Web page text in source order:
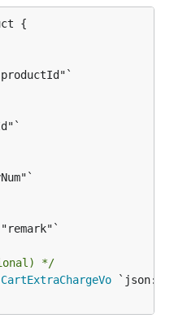
{
*/
CartExtraChargeVo